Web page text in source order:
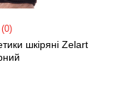
(0)
шкіряні Zelart